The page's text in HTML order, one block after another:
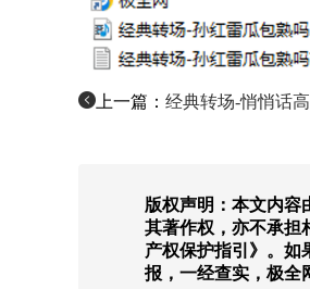
上一篇： 经典转场-悄悄话
版权声明：本文内容
其著作权，亦不承担
产权保护指引》。如
报，一经查实，极全